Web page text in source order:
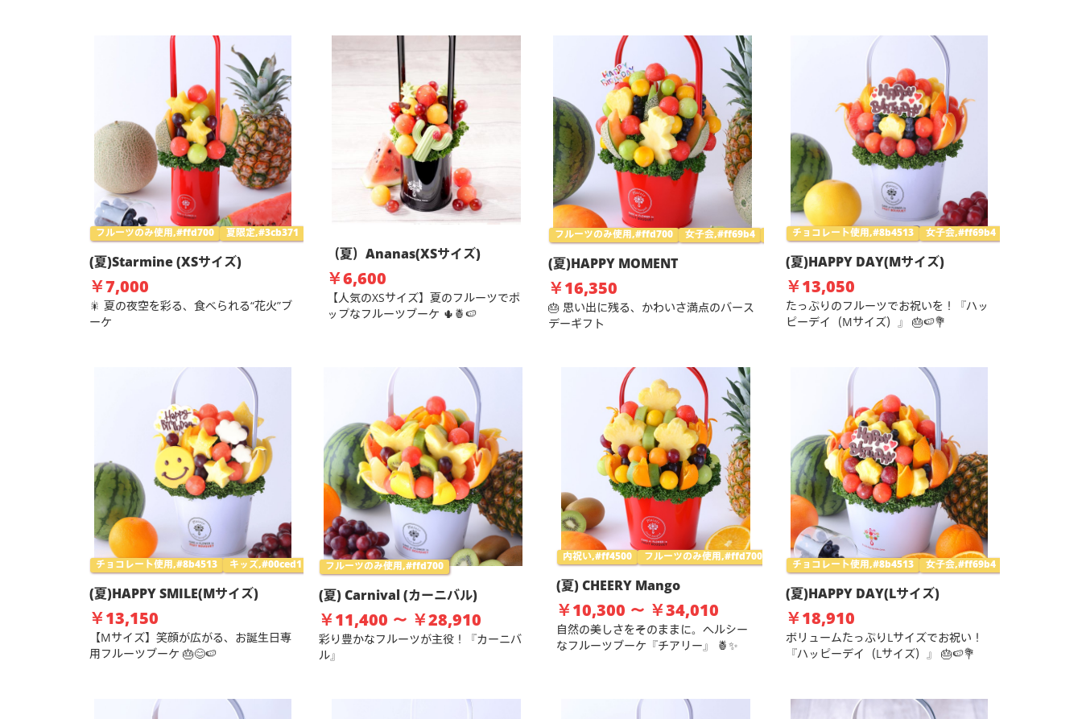
フルーツのみ使用,#ffd700 夏限定,#3cb371
(夏)Starmine (XSサイズ)
￥7,000
🎇 夏の夜空を彩る、食べられる“花火”ブ
ーケ
（夏）Ananas(XSサイズ)
￥6,600
【人気のXSサイズ】夏のフルーツでポ
ップなフルーツブーケ 🌵🍍🍉
フルーツのみ使用,#ffd700 女子会,#ff69b4 夏限定,#3cb371
(夏)HAPPY MOMENT
￥16,350
🎂 思い出に残る、かわいさ満点のバース
デーギフト
チョコレート使用,#8b4513 女子会,#ff69b4
(夏)HAPPY DAY(Mサイズ)
￥13,050
たっぷりのフルーツでお祝いを！『ハッ
ピーデイ（Mサイズ）』 🎂🍉💐
チョコレート使用,#8b4513 キッズ,#00ced1
(夏)HAPPY SMILE(Mサイズ)
￥13,150
【Mサイズ】笑顔が広がる、お誕生日専
用フルーツブーケ 🎂😊🍉
フルーツのみ使用,#ffd700
(夏) Carnival (カーニバル)
￥11,400 ～ ￥28,910
彩り豊かなフルーツが主役！『カーニバ
ル』
内祝い,#ff4500 フルーツのみ使用,#ffd700
(夏) CHEERY Mango
￥10,300 ～ ￥34,010
自然の美しさをそのままに。ヘルシー
なフルーツブーケ『チアリー』 🍍✨
チョコレート使用,#8b4513 女子会,#ff69b4
(夏)HAPPY DAY(Lサイズ)
￥18,910
ボリュームたっぷりLサイズでお祝い！
『ハッピーデイ（Lサイズ）』 🎂🍉💐